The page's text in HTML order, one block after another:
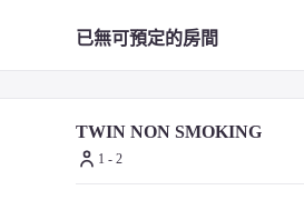
已無可預定的房間
TWIN NON SMOKING
1 - 2